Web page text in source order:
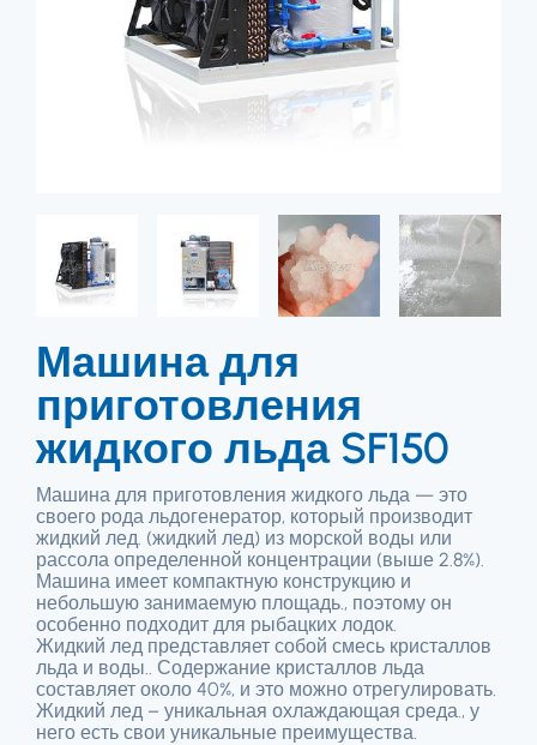
Машина для
приготовления
жидкого льда SF150
Машина для приготовления жидкого льда — это
своего рода льдогенератор, который производит
жидкий лед. (жидкий лед) из морской воды или
рассола определенной концентрации (выше 2.8%).
Машина имеет компактную конструкцию и
небольшую занимаемую площадь., поэтому он
особенно подходит для рыбацких лодок.
Жидкий лед представляет собой смесь кристаллов
льда и воды.. Содержание кристаллов льда
составляет около 40%, и это можно отрегулировать.
Жидкий лед – уникальная охлаждающая среда., у
него есть свои уникальные преимущества.